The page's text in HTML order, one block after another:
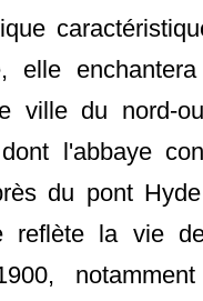
elle
ville du nord-
l'abbaye
du pont
reflète la vie